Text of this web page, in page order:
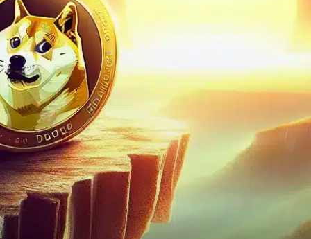
Au début du mois de
décembre 2025, Dogecoin
oscille autour de la barre des
0,13 $, après une baisse
persistante.…